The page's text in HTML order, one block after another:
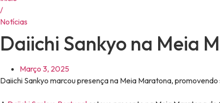
/
Notícias
Daiichi Sankyo na Meia
Março 3, 2025
Daiichi Sankyo marcou presença na Meia Maratona,